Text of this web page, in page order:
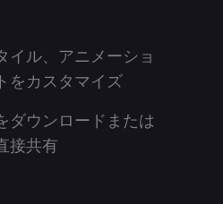
イル、アニメーショ
をカスタマイズ
ダウンロードまたは
接共有